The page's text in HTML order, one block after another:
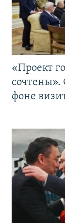
«Проект
сочтены».
фоне